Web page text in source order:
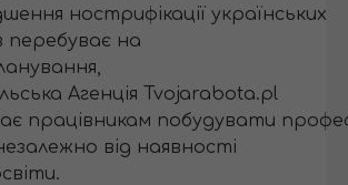
нострифікації українських
перебуває на
Агенція Tvojarabota.pl
працівникам побудувати
від наявності